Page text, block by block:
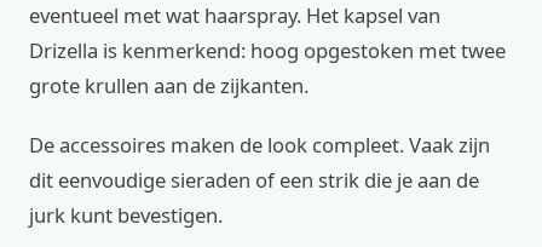
eventueel met wat haarspray. Het kapsel van
Drizella is kenmerkend: hoog opgestoken met twee
grote krullen aan de zijkanten.
De accessoires maken de look compleet. Vaak zijn
dit eenvoudige sieraden of een strik die je aan de
jurk kunt bevestigen.